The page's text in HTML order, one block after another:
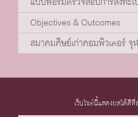
Objectives & Outcomes
สมาคมศิษย์เก่าคอมพิวเตอร์ จุ
เว็บไซต์นี้แสดงผลได้ดี